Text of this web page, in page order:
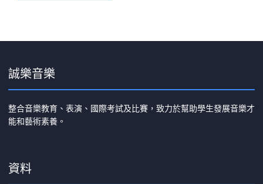
誠樂音樂
整合音樂教育、表演、國際考試及比賽，致力於幫助學生發展音樂才
能和藝術素養。
資料